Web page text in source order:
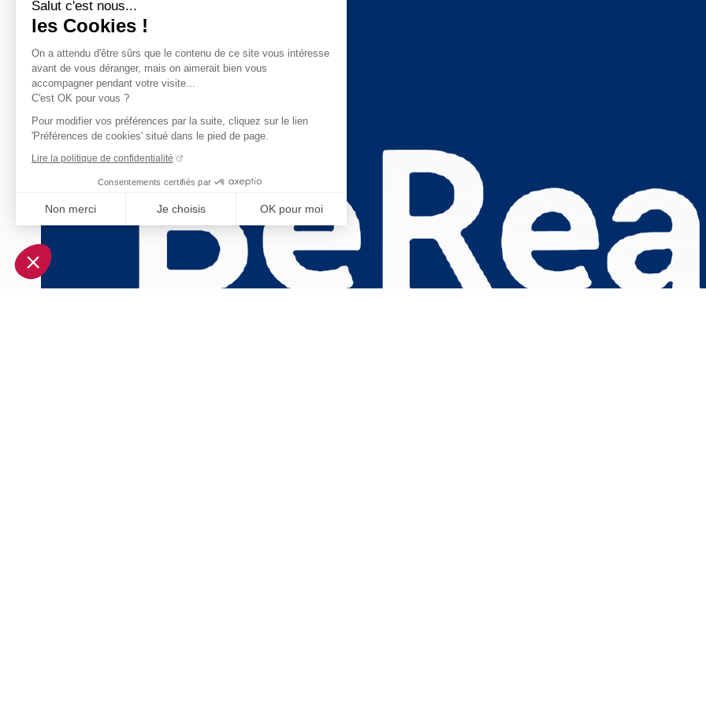
Salut c'est nous...
les Cookies !
On a attendu d'être sûrs que le contenu de ce site vous intéresse
avant de vous déranger, mais on aimerait bien vous
accompagner pendant votre visite...
C'est OK pour vous ?
Pour modifier vos préférences par la suite, cliquez sur le lien
'Préférences de cookies' situé dans le pied de page.
Lire la politique de confidentialité
Consentements certifiés par
Non merci Je choisis OK pour moi
Plateforme de Gestion du Consentement : Personnalisez vos Options
Notre plateforme vous permet d'adapter et de gérer vos paramètres de confidentialité, en garantissant la conformité avec